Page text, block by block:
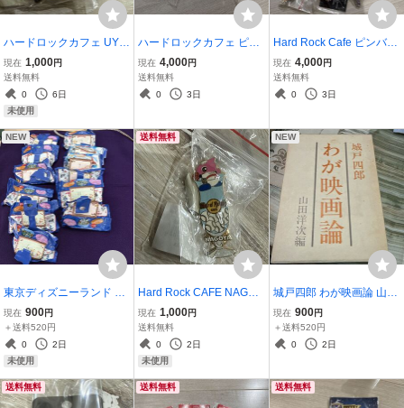
ハードロックカフェ UYE
NO-EKI TOKYO パンダ ピ
ンバッジ
現在 1,000円
送料無料
0
6日
未使用
ハードロックカフェ ピン
バッジ 10個セット ギター
モチーフ まとめ売り
現在 4,000円
送料無料
0
3日
Hard Rock Cafe ピンバッ
ジ 11個セット まとめ売り
ハードロックカフェ ピ
ンズ ピンバッチ
現在 4,000円
送料無料
0
3日
NEW
東京ディズニーランド ジ
オラマフィギュア 12個セ
ット ローソン限定 全種セ
ット 25周年
現在 900円
＋送料520円
0
2日
未使用
送料無料
Hard Rock CAFE NAGOY
A 2000年 ピンバッジ 野球
ボールデザイン ピン
ズ ピンバッチ ドラゴ
ンズ
現在 1,000円
送料無料
0
2日
未使用
NEW
城戸四郎 わが映画論 山田
洋次編 松竹 昭和53年発行
現在 900円
＋送料520円
0
2日
送料無料 送料無料 送料無料